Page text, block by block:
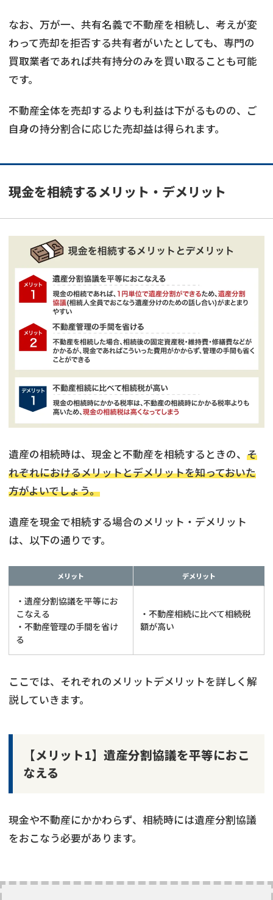
なお、万が一、共有名義で不動産を相続し、考えが変
わって売却を拒否する共有者がいたとしても、専門の
買取業者であれば共有持分のみを買い取ることも可能
です。
不動産全体を売却するよりも利益は下がるものの、ご
自身の持分割合に応じた売却益は得られます。
現金を相続するメリット・デメリット
遺産の相続時は、現金と不動産を相続するときの、 そ
れぞれにおけるメリットとデメリットを知っておいた
方がよいでしょう。
遺産を現金で相続する場合のメリット・デメリット
は、以下の通りです。
メリット デメリット
・遺産分割協議を平等にお
こなえる
・不動産管理の手間を省け
る
・不動産相続に比べて相続税
額が高い
ここでは、それぞれのメリットデメリットを詳しく解
説していきます。
【メリット1】遺産分割協議を平等におこ
なえる
現金や不動産にかかわらず、相続時には遺産分割協議
をおこなう必要があります。